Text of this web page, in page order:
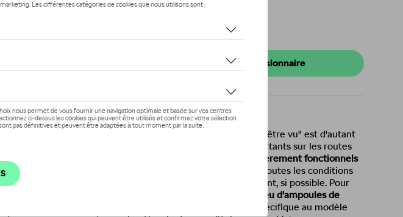
39,00 €
Ce produit n'est actuellement pas de stock
Vérifiez la disponibilité auprès de votre concessionnaire
Description
En matière de sécurité routière, le dicton bien connu "Voir et être vu" est d'autant
plus important compte tenu des volumes de circulation importants sur les routes
aujourd'hui.
entièrement fonctionnels
en tout temps. Le véhicule doit être visible sur la route dans toutes les conditions
météorologiques. Tout défaut doit être corrigé immédiatement, si possible. Pour
les conducteurs sont obligés de transporter un jeu d'ampoules de
Le jeu d'ampoules de rechange spécifique au modèle